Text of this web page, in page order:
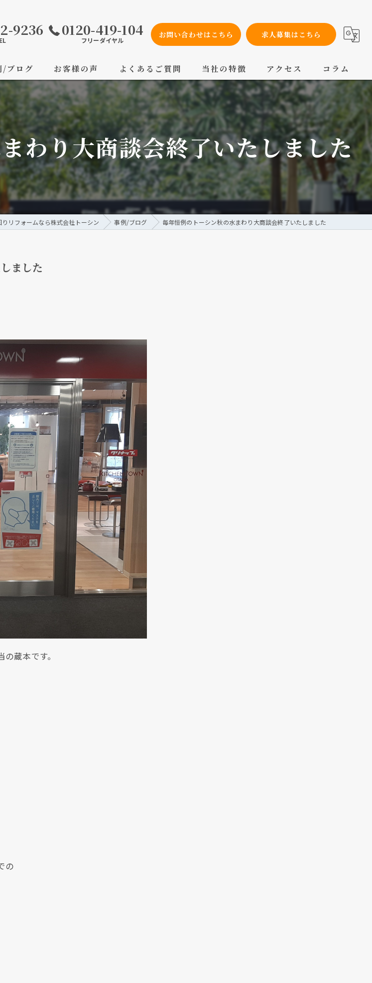
9236 0120-419-104
フリーダイヤル
お問い合わせはこちら 求人募集はこちら
/ブログ お客様の声 よくあるご質問 当社の特徴
設備工事
内装工事
メンテナンス
配管工事
交換
アクセス コラム
わり大商談会終了いたしました
リフォームなら株式会社トーシン 事例/ブログ 毎年恒例のトーシン秋の水まわり大商談会終了いたしました
ました
蔵本です。
の